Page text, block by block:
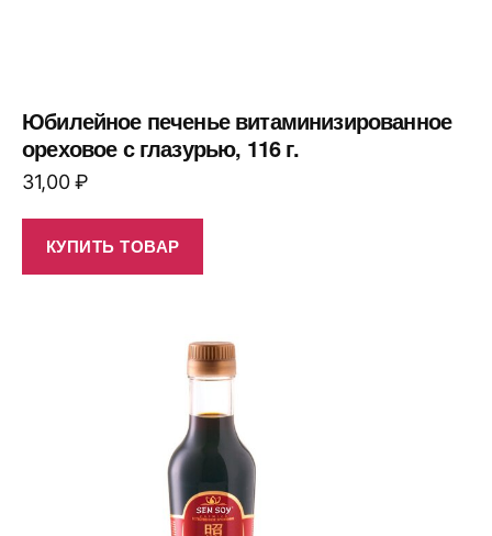
Юбилейное печенье витаминизированное
ореховое с глазурью, 116 г.
31,00₽
КУПИТЬ ТОВАР